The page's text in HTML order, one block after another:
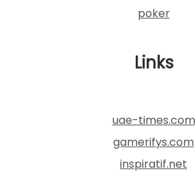
poker
Links
uae-times.com
gamerifys.com
inspiratif.net